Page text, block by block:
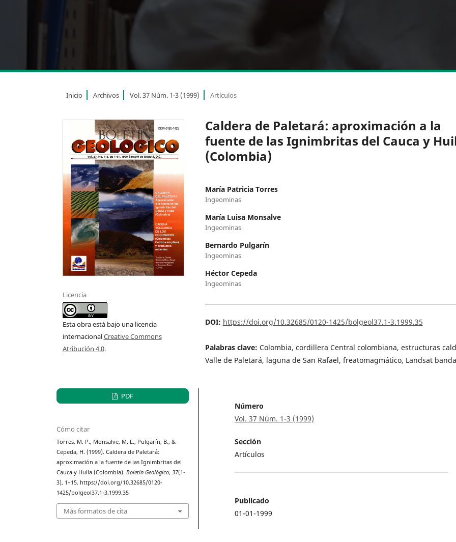
Inicio Archivos Vol. 37 Núm. 1-3 (1999) Artículos
Caldera de Paletará: aproximación a la
fuente de las Ignimbritas del Cauca y
(Colombia)
María Patricia Torres
Ingeominas
María Luisa Monsalve
Ingeominas
Bernardo Pulgarín
Ingeominas
Héctor Cepeda
Ingeominas
DOI: https://doi.org/10.32685/0120-1425/bolgeol37.1-3.1999.35
Palabras clave: Colombia, cordillera Central colombiana, estructuras
Valle de Paletará, laguna de San Rafael, freatomagmático, Landsat
Licencia
Esta obra está bajo una licencia
internacionalCreative Commons
Atribución 4.0.
PDF
Cómo citar
Torres, M. P., Monsalve, M. L., Pulgarín, B., &
Cepeda, H. (1999). Caldera de Paletará:
aproximación a la fuente de las Ignimbritas del
Cauca y Huila (Colombia).Boletín Geológico,37(1-
3), 1–15. https://doi.org/10.32685/0120-
1425/bolgeol37.1-3.1999.35
Más formatos de cita
Número
Vol. 37 Núm. 1-3 (1999)
Sección
Artículos
Publicado
01-01-1999